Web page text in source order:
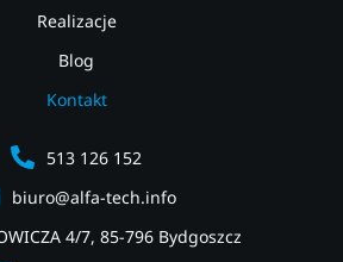
Realizacje
Blog
Kontakt
513 126 152
biuro@alfa-tech.info
4/7, 85-796 Bydgoszcz